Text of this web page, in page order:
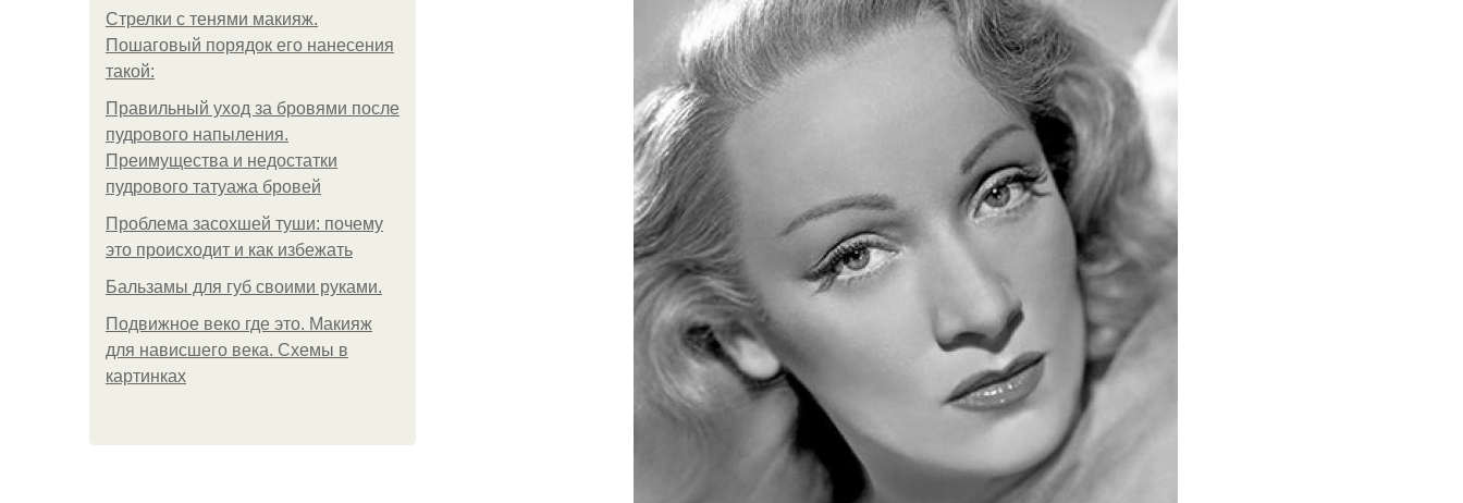
Стрелки с тенями макияж.
Пошаговый порядок его нанесения
такой:
Правильный уход за бровями после
пудрового напыления.
Преимущества и недостатки
пудрового татуажа бровей
Проблема засохшей туши: почему
это происходит и как избежать
Бальзамы для губ своими руками.
Подвижное веко где это. Макияж
для нависшего века. Схемы в
картинках